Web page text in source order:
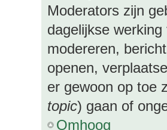
Moderators zijn
dagelijkse
modereren,
openen,
er gewoon op toe
topic) gaan of
Omhoog